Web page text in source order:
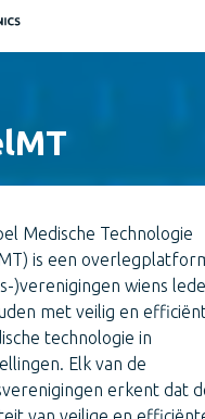
Medische Technologie
is een
)verenigingen wiens
met veilig en
technologie in
Elk van de
erkent dat